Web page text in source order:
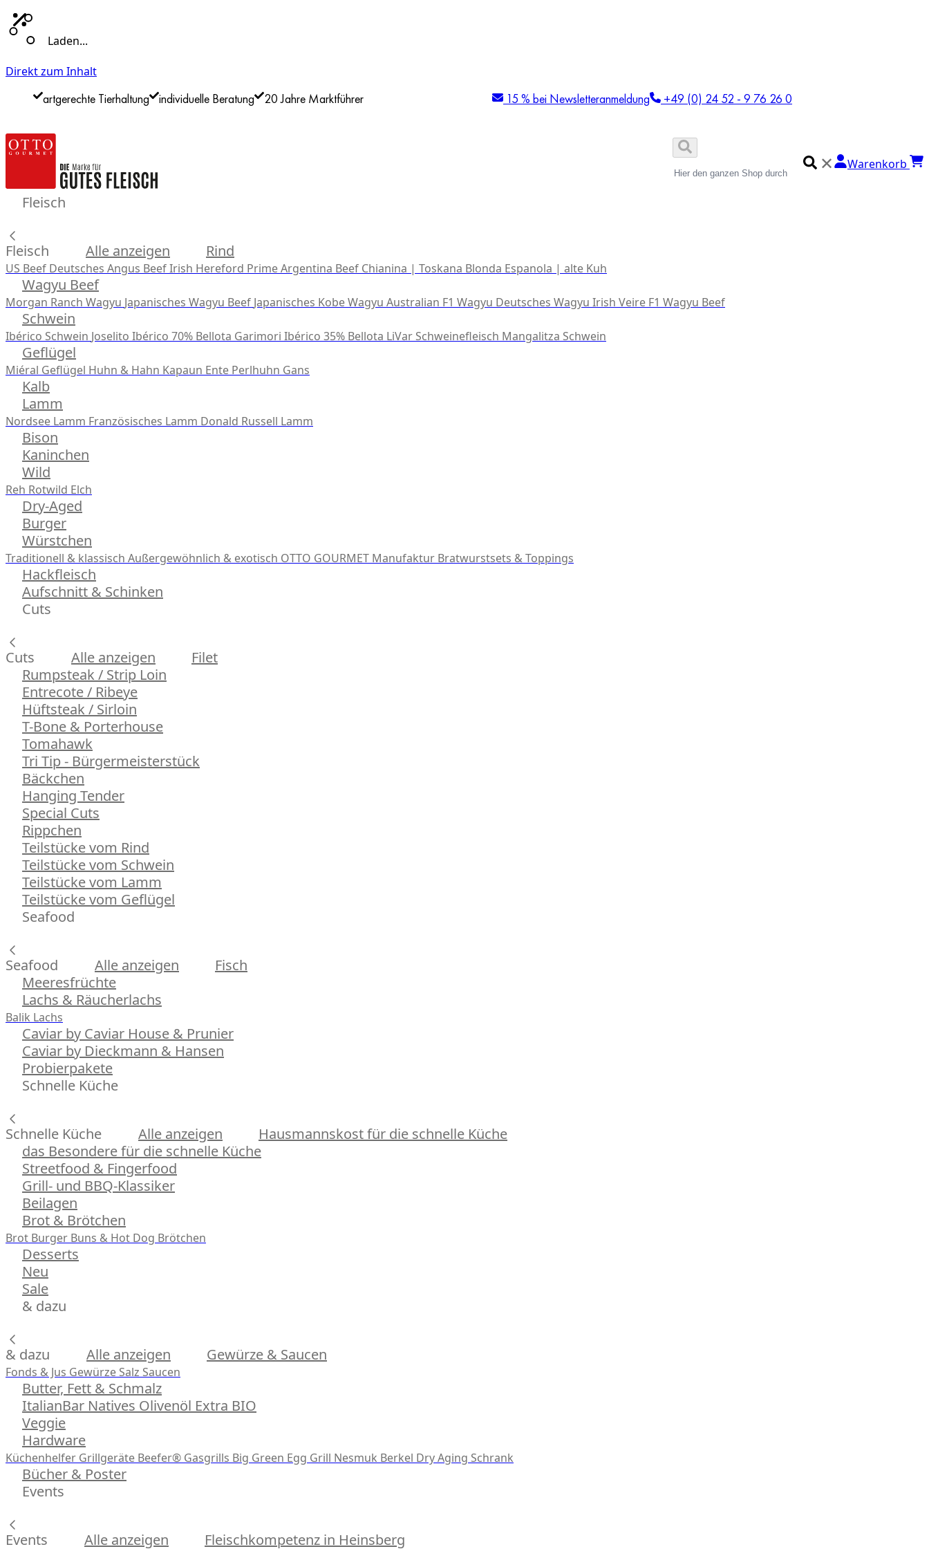
Laden...
Direkt zum Inhalt
artgerechte Tierhaltung individuelle Beratung 20 Jahre Marktführer 15 % bei Newsletteranmeldung +49 (0) 24 52 - 9 76 26 0
✕ Warenkorb
Fleisch
Fleisch Alle anzeigen Rind
US Beef Deutsches Angus BeefIrish Hereford PrimeArgentina Beef Chianina | Toskana Blonda Espanola | alte Kuh
Wagyu Beef
Morgan Ranch Wagyu Japanisches Wagyu Beef Japanisches Kobe Wagyu Australian F1 Wagyu Deutsches Wagyu Irish Veire F1 Wagyu Beef
Schwein
Ibérico Schwein Joselito Ibérico 70% Bellota Garimori Ibérico 35% Bellota LiVar Schweinefleisch Mangalitza Schwein
Geflügel
Miéral Geflügel Huhn & Hahn Kapaun Ente Perlhuhn Gans
Kalb
Lamm
Nordsee Lamm Französisches Lamm Donald Russell Lamm
Bison
Kaninchen
Wild
Reh Rotwild Elch
Dry-Aged
Burger
Würstchen
Traditionell & klassisch Außergewöhnlich & exotisch OTTO GOURMET Manufaktur Bratwurstsets & Toppings
Hackfleisch
Aufschnitt & Schinken
Cuts
Cuts Alle anzeigen
Filet
Rumpsteak / Strip Loin
Entrecote / Ribeye
Hüftsteak / Sirloin
T-Bone & Porterhouse
Tomahawk
Tri Tip - Bürgermeisterstück
Bäckchen
Hanging Tender
Special Cuts
Rippchen
Teilstücke vom Rind
Teilstücke vom Schwein
Teilstücke vom Lamm
Teilstücke vom Geflügel
Seafood
Seafood Alle anzeigen
Fisch
Meeresfrüchte
Lachs & Räucherlachs
Balik Lachs
Caviar by Caviar House & Prunier
Caviar by Dieckmann & Hansen
Probierpakete
Schnelle Küche
Schnelle Küche Alle anzeigen
Hausmannskost für die schnelle Küche
das Besondere für die schnelle Küche
Streetfood & Fingerfood
Grill- und BBQ-Klassiker
Beilagen
Brot & Brötchen
Brot Burger Buns & Hot Dog Brötchen
Desserts
Neu
Sale
& dazu
& dazu Alle anzeigen Gewürze & Saucen
Fonds & Jus Gewürze Salz Saucen
Butter, Fett & Schmalz
ItalianBar Natives Olivenöl Extra BIO
Veggie
Hardware
Küchenhelfer Grillgeräte Beefer® Gasgrills Big Green Egg Grill Nesmuk Berkel Dry Aging Schrank
Bücher & Poster
Events
Events Alle anzeigen
Fleischkompetenz in Heinsberg